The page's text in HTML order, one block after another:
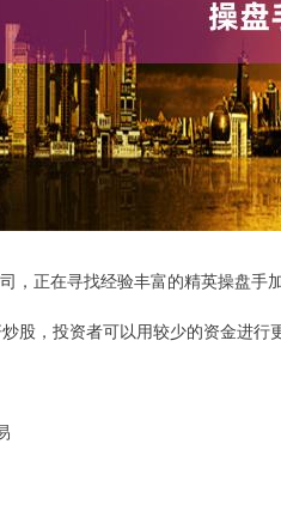
，正在寻找经验丰富的精英操盘手
股，投资者可以用较少的资金进行